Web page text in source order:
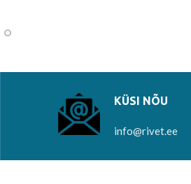
KÜSI NÕU
info@rivet.ee